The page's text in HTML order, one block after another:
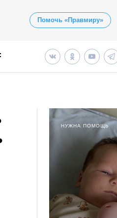
Помочь «Правмиру»
НУЖНА ПОМОЩЬ